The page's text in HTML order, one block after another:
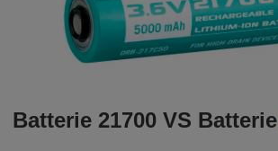
Batterie 21700 VS Batterie